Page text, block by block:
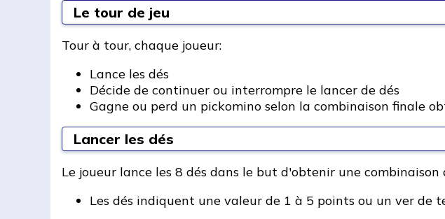
Le tour de jeu
Tour à tour, chaque joueur:
Lance les dés
Décide de continuer ou interrompre le lancer de dés
Gagne ou perd un pickomino selon la combinaison finale
Lancer les dés
Le joueur lance les 8 dés dans le but d'obtenir une
Les dés indiquent une valeur de 1 à 5 points ou un ver de